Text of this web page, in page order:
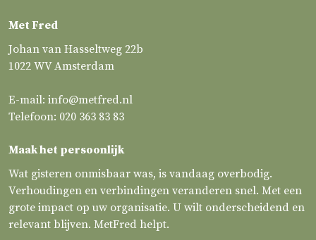
Met Fred
Johan van Hasseltweg 22b
1022 WV Amsterdam
E-mail: info@metfred.nl
Telefoon: 020 363 83 83
Maak het persoonlijk
Wat gisteren onmisbaar was, is vandaag overbodig.
Verhoudingen en verbindingen veranderen snel. Met een
grote impact op uw organisatie. U wilt onderscheidend en
relevant blijven. MetFred helpt.